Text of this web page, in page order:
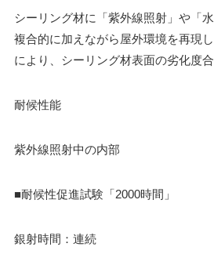
シーリング材に「紫外線照射」や「
複合的に加えながら屋外環境を再現
により、シーリング材表面の劣化度
耐候性能
紫外線照射中の内部
■耐候性促進試験「2000時間」
銀射時間：連続